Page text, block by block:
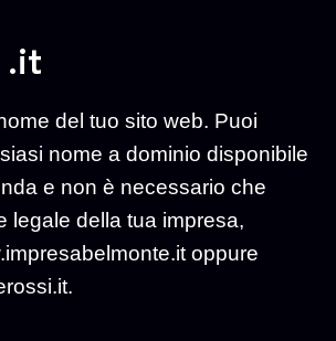
.it
del tuo sito web. Puoi
nome a dominio disponibile
e non è necessario che
legale della tua impresa,
oppure